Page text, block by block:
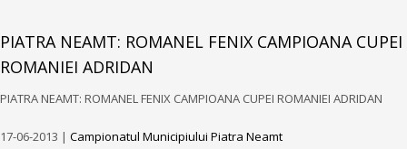
PIATRA NEAMT: ROMANEL FENIX CAMPIOANA CUPEI
ROMANIEI ADRIDAN
PIATRA NEAMT: ROMANEL FENIX CAMPIOANA CUPEI ROMANIEI ADRIDAN
17-06-2013 | Campionatul Municipiului Piatra Neamt